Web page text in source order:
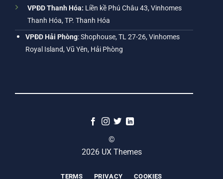
VPĐD Thanh Hóa: Liền kề Phú Châu 43, Vinhomes
Thanh Hóa, TP. Thanh Hóa
VPĐD Hải Phòng: Shophouse, TL 27-26, Vinhomes
Royal Island, Vũ Yên, Hải Phòng
©
2026 UX Themes
TERMS PRIVACY COOKIES